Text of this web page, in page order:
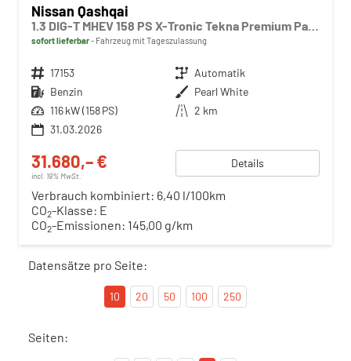
Nissan Qashqai
1.3 DIG-T MHEV 158 PS X-Tronic Tekna Premium Paket 20"LM Teil-Leder PanoGlasdach Klimaautomatik Sitzheizung Lenkradheizung Navi Head-Up Display elektr. Heckklappe ACC PDC v+h 360°Kamera DAB Bluetooth Touchscreen Apple CarPlay Android Auto
sofort lieferbar Fahrzeug mit Tageszulassung
Fahrzeugnr. 17153 Getriebe Automatik
Kraftstoff Benzin Außenfarbe Pearl White
Leistung 116 kW (158 PS) Kilometerstand 2 km
31.03.2026
31.680,– €
incl. 19% MwSt.
Details
Verbrauch kombiniert: 6,40 l/100km
CO2-Klasse: E
CO2-Emissionen: 145,00 g/km
Datensätze pro Seite:
10 20 50 100 250
Seiten: